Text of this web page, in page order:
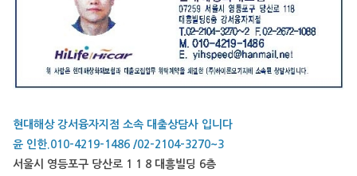
현대해상 강서융자지점 소속 대출상담사 입니다
윤 인한.010-4219-1486 /02-2104-3270~3
서울시 영등포구 당산로 1 1 8 대흥빌딩 6층